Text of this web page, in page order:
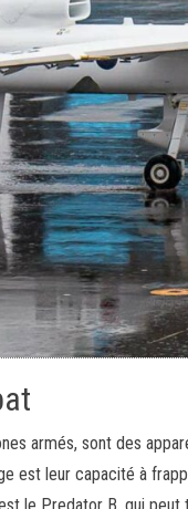
armés, sont des
est leur capacité à